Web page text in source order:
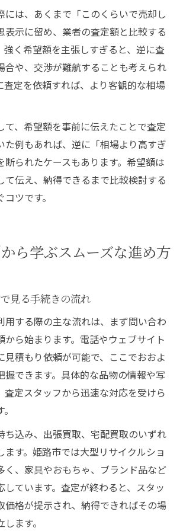
には、あくまで「このくらいで売却し
表示に留め、業者の査定額と比較する
強く希望額を主張しすぎると、逆に査
合や、交渉が難航することも考えられ
査定を依頼すれば、より客観的な相場
て、希望額を事前に伝えたことで査定
た例もあれば、逆に「相場より高すぎ
断られたケースもあります。希望額は
て伝え、納得できるまで比較検討する
ツです。
ら学ぶスムーズな進め方
見る手続きの流れ
用する際の主な流れは、まず問い合わ
から始まります。電話やウェブサイト
見積もり依頼が可能で、ここでおおよ
握できます。具体的な品物の情報や写
査定スタッフから迅速な対応を受けら
ち込み、出張買取、宅配買取のいずれ
ます。姫路市では大型リサイクルショ
く、家具やおもちゃ、ブランド品など
しています。査定が終わると、スタッ
価格が提示され、納得できればその場
ます。